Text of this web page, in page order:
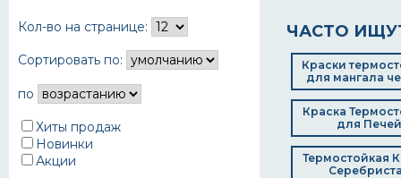
Кол-во на странице:
Сортировать по:
по
Хиты продаж
Новинки
Акции
ЧАСТО
Краски
для мангала
Краска
для Печей
Термостойкая